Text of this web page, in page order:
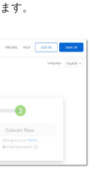
す。